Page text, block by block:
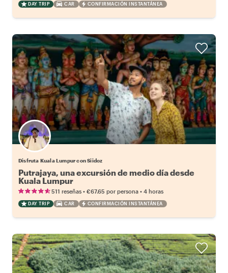
DAY TRIP CAR CONFIRMACIÓN INSTANTÁNEA
Disfruta Kuala Lumpur con Siidoz
Putrajaya, una excursión de medio día desde
Kuala Lumpur
511 reseñas • €67.65 por persona • 4 horas
DAY TRIP CAR CONFIRMACIÓN INSTANTÁNEA